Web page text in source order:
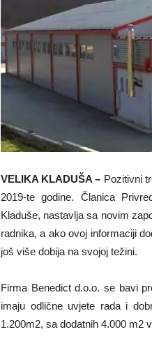
VELIKA KLADUŠA – Pozitivni
2019-te godine. Članica
Kladuše, nastavlja sa novim
radnika, a ako ovoj informaciji
još više dobija na svojoj težini.
Firma Benedict d.o.o. se bavi
imaju odlične uvjete rada i
1.200m2, sa dodatnih 4.000 m2